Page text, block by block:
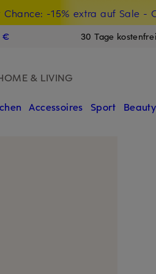
Chance: -15% extra auf Sale -
Willkommensgutschein mit
€ 30 Tage
& LIVING
Accessoires Sport Beauty